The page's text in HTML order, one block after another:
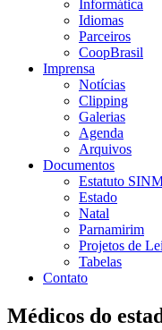
Informática
Idiomas
Parceiros
CoopBrasil
Imprensa
Notícias
Clipping
Galerias
Agenda
Arquivos
Documentos
Estatuto
Estado
Natal
Parnamirim
Projetos de Lei
Tabelas
Contato
Médicos do